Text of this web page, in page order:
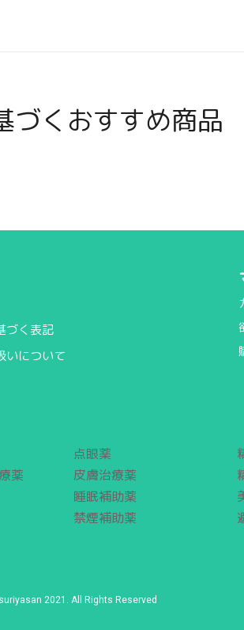
づくおすすめ商品
づく表記
いについて
薬
点眼薬
皮膚治療薬
睡眠補助薬
禁煙補助薬
2021. All Rights Reserved